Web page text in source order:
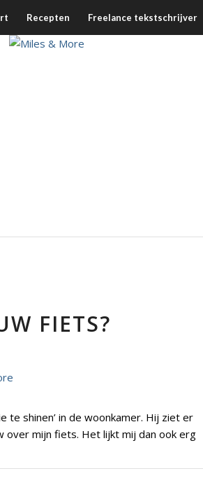
Recepten Freelance tekstschrijver
FIETS?
te shinen’ in de woonkamer. Hij ziet er
over mijn fiets. Het lijkt mij dan ook erg